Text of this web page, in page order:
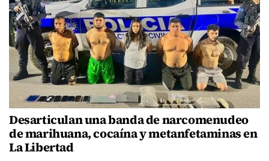
Desarticulan una banda de narcomenudeo
de marihuana, cocaína y metanfetaminas en
La Libertad